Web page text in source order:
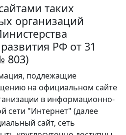
таких
организаций
РФ от 31
803)
подлежащие
на официальном сайте
в информационно-
сети "Интернет" (далее
сайт, сеть